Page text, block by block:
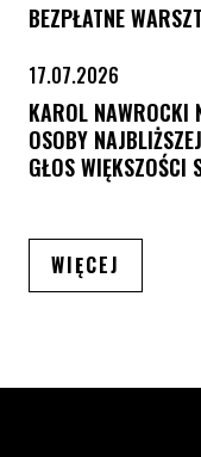
BEZPŁATNE
17.07.2026
KAROL NAWROCKI
OSOBY
GŁOS WIĘKSZOŚCI
WIĘCEJ